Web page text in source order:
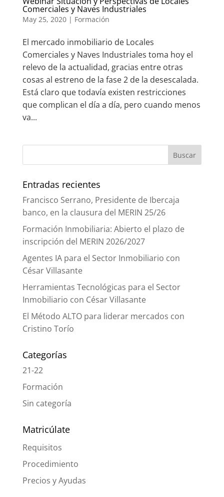
Comerciales y Naves Industriales
May 25, 2020| Formación
El mercado inmobiliario de Locales
Comerciales y Naves Industriales toma hoy el
relevo de la actualidad, gracias entre otras
cosas al estreno de la fase 2 de la desescalada.
Está claro que todavía existen restricciones
que complican el día a día, pero cuando menos
va...
Entradas recientes
Francisco Serrano, Presidente de Ibercaja
banco, en la clausura del MERIN 25/26
Formación Inmobiliaria: Abierto el plazo de
inscripción del MERIN 2026/2027
Agentes IA para el Sector Inmobiliario con
César Villasante
Herramientas Tecnológicas para el Sector
Inmobiliario con César Villasante
El Método ALTO para liderar mercados con
Cristino Torío
Categorías
21-22
Formación
Sin categoría
Matricúlate
Requisitos
Procedimiento
Precios y Ayudas